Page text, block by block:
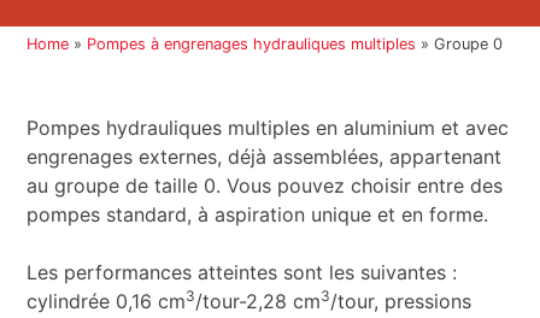
Home » Pompes à engrenages hydrauliques multiples »Groupe 0
Pompes hydrauliques multiples en aluminium et avec
engrenages externes, déjà assemblées, appartenant
au groupe de taille 0. Vous pouvez choisir entre des
pompes standard, à aspiration unique et en forme.
Les performances atteintes sont les suivantes :
cylindrée 0,16 cm3/tour-2,28 cm3/tour, pressions